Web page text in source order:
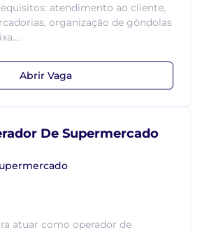
atendimento ao cliente,
organização de gôndolas
Abrir Vaga
De Supermercado
atuar como operador de